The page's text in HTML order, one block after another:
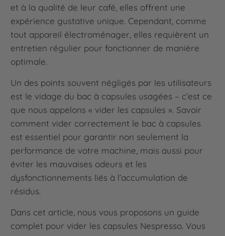
et à la qualité de leur café, elles offrent une
expérience gustative unique. Cependant, comme
tout appareil électroménager, elles requièrent un
entretien régulier pour fonctionner de manière
optimale.
Un des points souvent négligés par les utilisateurs
est le vidage du bac à capsules usagées – c’est ce
que nous appelons « vider les capsules ». Savoir
comment vider correctement le bac à capsules
est essentiel pour garantir non seulement la
performance de votre machine, mais aussi pour
éviter les mauvaises odeurs et les
dysfonctionnements liés à l’accumulation de
résidus.
Dans cet article, nous vous proposons un guide
complet pour vider les capsules Nespresso. Vous